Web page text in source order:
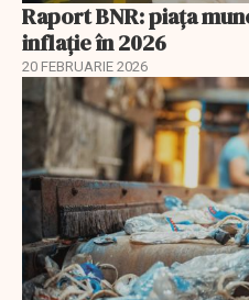
Raport BNR: piața
inflație în 2026
20 FEBRUARIE 2026